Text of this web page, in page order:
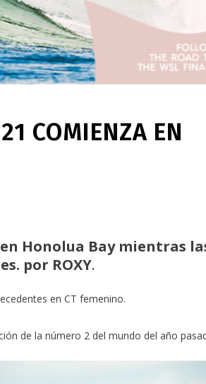
COMIENZA EN
Honolua Bay mientras
por ROXY.
en CT femenino.
de la número 2 del mundo del año